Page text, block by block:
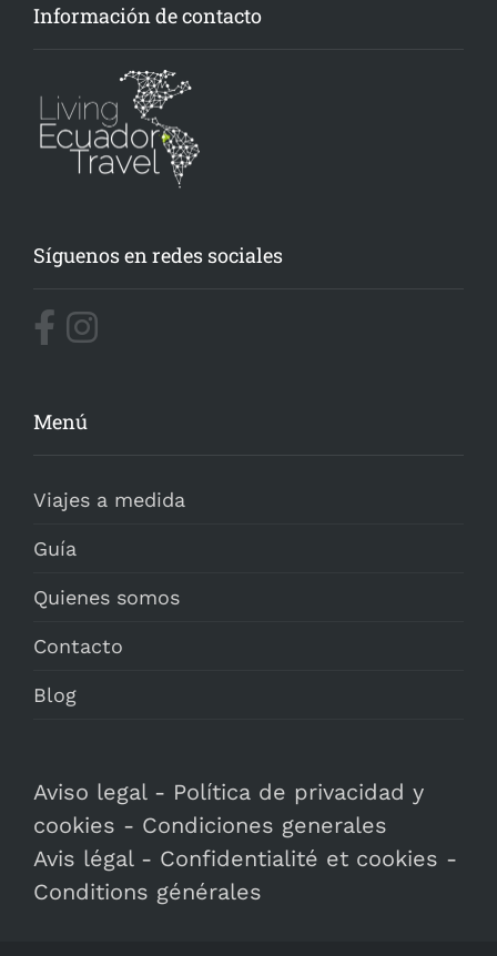
Información de contacto
Síguenos en redes sociales
Menú
Viajes a medida
Guía
Quienes somos
Contacto
Blog
Aviso legal- Política de privacidad y
cookies - Condiciones generales
Avis légal- Confidentialité et cookies -
Conditions générales